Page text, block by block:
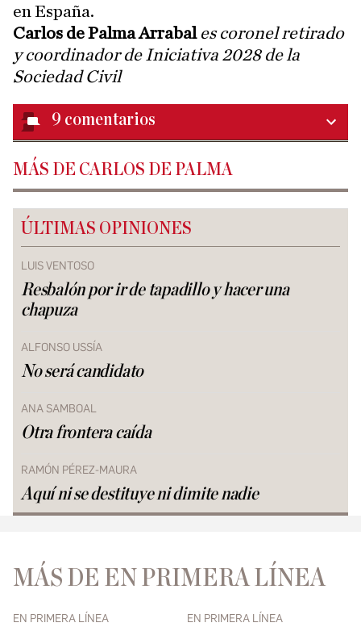
en España.
Carlos de Palma Arrabal es coronel retirado
y coordinador de Iniciativa 2028 de la
Sociedad Civil
9 comentarios
MÁS DE CARLOS DE PALMA
ÚLTIMAS OPINIONES
LUIS VENTOSO
Resbalón por ir de tapadillo y hacer una
chapuza
ALFONSO USSÍA
No será candidato
ANA SAMBOAL
Otra frontera caída
RAMÓN PÉREZ-MAURA
Aquí ni se destituye ni dimite nadie
MÁS DE EN PRIMERA LÍNEA
EN PRIMERA LÍNEA EN PRIMERA LÍNEA